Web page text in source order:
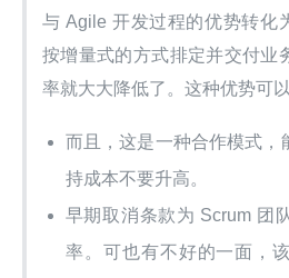
与 Agile 开发过程的优势转化
按增量式的方式排定并交付业
率就大大降低了。这种优势可
而且，这是一种合作模式，
持成本不要升高。
早期取消条款为 Scrum 团
率。可也有不好的一面，